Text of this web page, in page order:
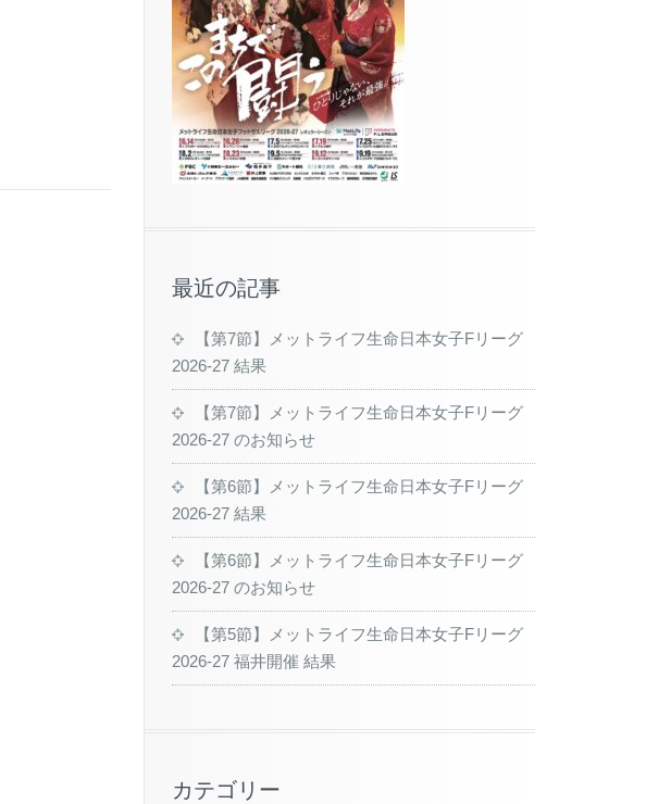
最近の記事
【第7節】メットライフ生命日本女子Fリーグ
2026-27 結果
【第7節】メットライフ生命日本女子Fリーグ
2026-27 のお知らせ
【第6節】メットライフ生命日本女子Fリーグ
2026-27 結果
【第6節】メットライフ生命日本女子Fリーグ
2026-27 のお知らせ
【第5節】メットライフ生命日本女子Fリーグ
2026-27 福井開催 結果
カテゴリー